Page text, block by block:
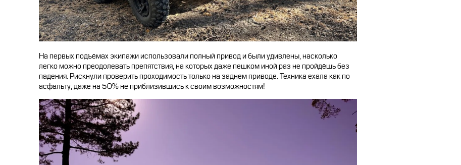
На первых подъёмах экипажи использовали полный привод и были удивлены, насколько
легко можно преодолевать препятствия, на которых даже пешком иной раз не пройдёшь без
падения. Рискнули проверить проходимость только на заднем приводе. Техника ехала как по
асфальту, даже на 50% не приблизившись к своим возможностям!